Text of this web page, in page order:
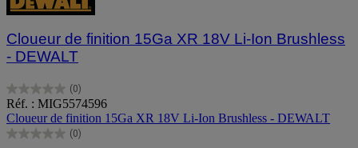
Cloueur de finition 15Ga XR 18V Li-Ion Brushless
- DEWALT
(0)
0.0
sur
5
étoiles.
Réf. : MIG5574596
Cloueur de finition 15Ga XR 18V Li-Ion Brushless - DEWALT
(0)
0.0